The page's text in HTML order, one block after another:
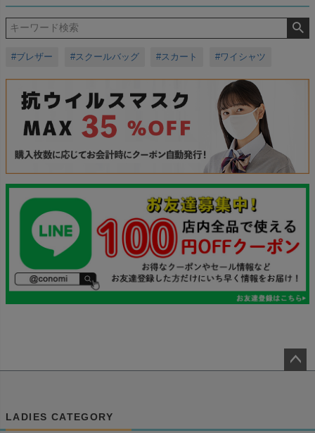
#ブレザー #スクールバッグ #スカート #ワイシャツ
LADIES CATEGORY